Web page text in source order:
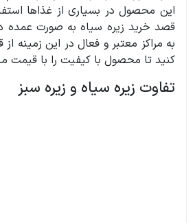
این محصول در بسیاری از غذاها
قصد خرید زیره سیاه به صورت عمده
به مراکز معتبر و فعال در این زمینه
کنید تا محصول با کیفیت را با قیمت
تفاوت زیره سیاه و‌ زیره سبز